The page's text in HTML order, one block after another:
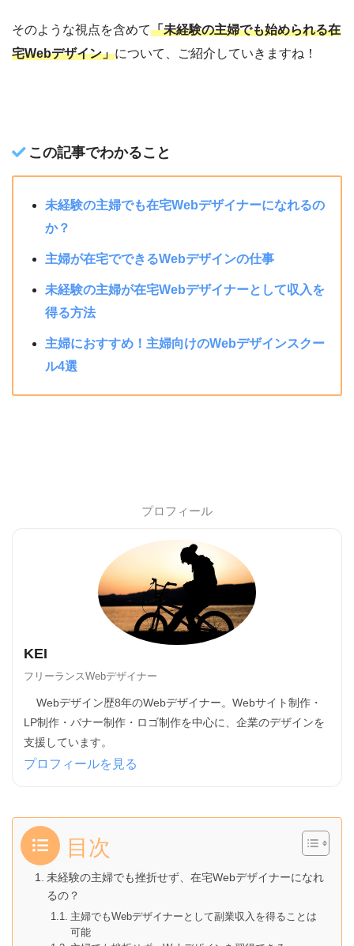
そのような視点を含めて「未経験の主婦でも始められる在
宅Webデザイン」について、ご紹介していきますね！
この記事でわかること
未経験の主婦でも在宅Webデザイナーになれるの
か？
主婦が在宅でできるWebデザインの仕事
未経験の主婦が在宅Webデザイナーとして収入を
得る方法
主婦におすすめ！主婦向けのWebデザインスクー
ル4選
プロフィール
KEI
フリーランスWebデザイナー
Webデザイン歴8年のWebデザイナー。Webサイト制作・
LP制作・バナー制作・ロゴ制作を中心に、企業のデザインを
支援しています。
プロフィールを見る
目次
未経験の主婦でも挫折せず、在宅Webデザイナーになれ
るの？
主婦でもWebデザイナーとして副業収入を得ることは
可能